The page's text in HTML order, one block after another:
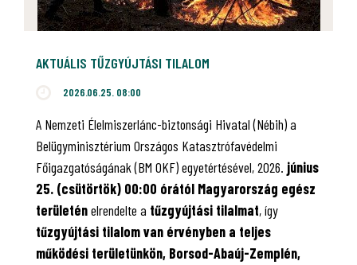
AKTUÁLIS TŰZGYÚJTÁSI TILALOM
2026.06.25. 08:00
A Nemzeti Élelmiszerlánc-biztonsági Hivatal (Nébih) a
Belügyminisztérium Országos Katasztrófavédelmi
Főigazgatóságának (BM OKF) egyetértésével, 2026. június
25. (csütörtök) 00:00 órától Magyarország egész
területénelrendelte a tűzgyújtási tilalmat, így
tűzgyújtási tilalom van érvényben a teljes
működési területünkön, Borsod-Abaúj-Zemplén,